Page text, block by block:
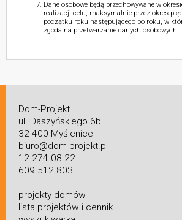
Dane osobowe będą przechowywane w
realizacji celu, maksymalnie przez okres
początku roku następującego po roku, w
zgoda na przetwarzanie danych osobowych.
Dom-Projekt
ul. Daszyńskiego 6b
32-400 Myślenice
biuro@dom-projekt.pl
12 274 08 22
609 512 803
projekty domów
lista projektów i cennik